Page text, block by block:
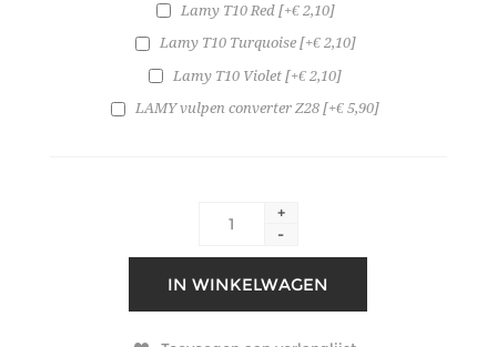
Lamy T10 Red [+€ 2,10]
Lamy T10 Turquoise [+€ 2,10]
Lamy T10 Violet [+€ 2,10]
LAMY vulpen converter Z28 [+€ 5,90]
+
-